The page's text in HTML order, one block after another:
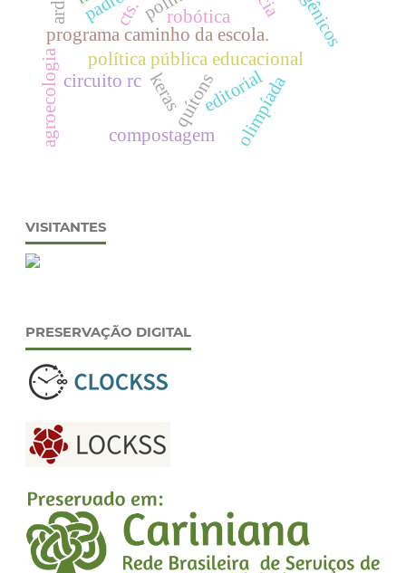
editorial
olimpíada
política pública educacional
programa caminho da escola.
quítons
robótica
keras
cts.
agroecologia compostagem
circuito rc
VISITANTES
PRESERVAÇÃO DIGITAL